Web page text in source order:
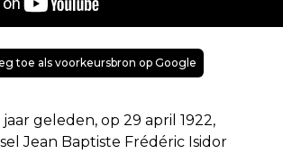
toe als voorkeursbron op Google
jaar geleden, op 29 april 1922,
Jean Baptiste Frédéric Isidor